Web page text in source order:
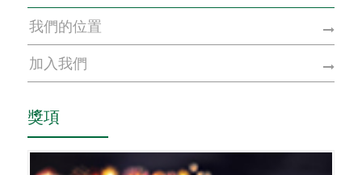
我們的位置
加入我們
獎項